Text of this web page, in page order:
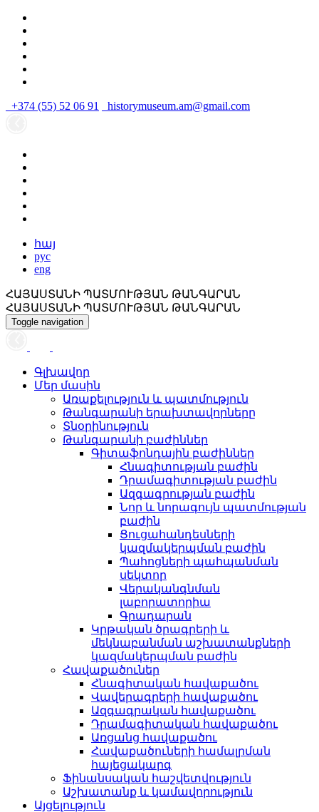
+374 (55) 52 06 91 historymuseum.am@gmail.com
հայ
рус
eng
ՀԱՅԱՍՏԱՆԻ ՊԱՏՄՈՒԹՅԱՆ ԹԱՆԳԱՐԱՆ
ՀԱՅԱՍՏԱՆԻ ՊԱՏՄՈՒԹՅԱՆ ԹԱՆԳԱՐԱՆ
Toggle navigation
Գլխավոր
Մեր մասին
Առաքելություն և պատմություն
Թանգարանի երախտավորները
Տնօրինություն
Թանգարանի բաժիններ
Գիտաֆոնդային բաժիններ
Հնագիտության բաժին
Դրամագիտության բաժին
Ազգագրության բաժին
Նոր և նորագույն պատմության
բաժին
Ցուցահանդեսների
կազմակերպման բաժին
Պահոցների պահպանման
սեկտոր
Վերականգնման
լաբորատորիա
Գրադարան
Կրթական ծրագրերի և
մեկնաբանման աշխատանքների
կազմակերպման բաժին
Հավաքածուներ
Հնագիտական հավաքածու
Վավերագրերի հավաքածու
Ազգագրական հավաքածու
Դրամագիտական հավաքածու
Առցանց հավաքածու
Հավաքածուների համալրման
հայեցակարգ
Ֆինանսական հաշվետվություն
Աշխատանք և կամավորություն
Այցելություն